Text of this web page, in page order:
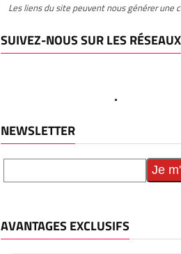
Les liens du site peuvent nous générer une
SUIVEZ-NOUS SUR LES RÉSEAUX
NEWSLETTER
AVANTAGES EXCLUSIFS